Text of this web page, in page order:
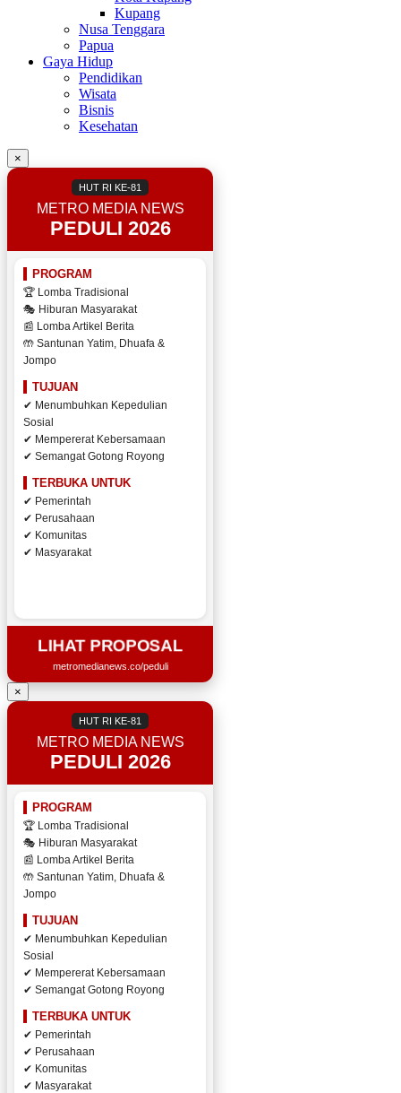
Kupang
Nusa Tenggara
Papua
Gaya Hidup
Pendidikan
Wisata
Bisnis
Kesehatan
×
HUT RI KE-81
METRO MEDIA NEWS
PEDULI 2026
PROGRAM
🏆 Lomba Tradisional
🎭 Hiburan Masyarakat
📰 Lomba Artikel Berita
🤲 Santunan Yatim, Dhuafa &
Jompo
TUJUAN
✔ Menumbuhkan Kepedulian
Sosial
✔ Mempererat Kebersamaan
✔ Semangat Gotong Royong
TERBUKA UNTUK
✔ Pemerintah
✔ Perusahaan
✔ Komunitas
✔ Masyarakat
LIHAT PROPOSAL
metromedianews.co/peduli
×
HUT RI KE-81
METRO MEDIA NEWS
PEDULI 2026
PROGRAM
🏆 Lomba Tradisional
🎭 Hiburan Masyarakat
📰 Lomba Artikel Berita
🤲 Santunan Yatim, Dhuafa &
Jompo
TUJUAN
✔ Menumbuhkan Kepedulian
Sosial
✔ Mempererat Kebersamaan
✔ Semangat Gotong Royong
TERBUKA UNTUK
✔ Pemerintah
✔ Perusahaan
✔ Komunitas
✔ Masyarakat